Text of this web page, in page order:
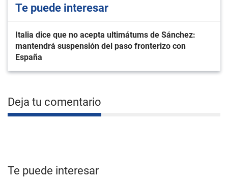
Te puede interesar
Italia dice que no acepta ultimátums de Sánchez:
mantendrá suspensión del paso fronterizo con
España
Deja tu comentario
Te puede interesar